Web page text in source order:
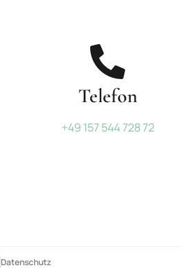
Telefon
+49 157 544 728 72
Datenschutz